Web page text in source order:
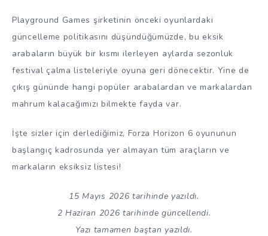
Playground Games şirketinin önceki oyunlardaki
güncelleme politikasını düşündüğümüzde, bu eksik
arabaların büyük bir kısmı ilerleyen aylarda sezonluk
festival çalma listeleriyle oyuna geri dönecektir. Yine de
çıkış gününde hangi popüler arabalardan ve markalardan
mahrum kalacağımızı bilmekte fayda var.
İşte sizler için derlediğimiz, Forza Horizon 6 oyununun
başlangıç kadrosunda yer almayan tüm araçların ve
markaların eksiksiz listesi!
15 Mayıs 2026 tarihinde yazıldı.
2 Haziran 2026 tarihinde güncellendi.
Yazı tamamen baştan yazıldı.